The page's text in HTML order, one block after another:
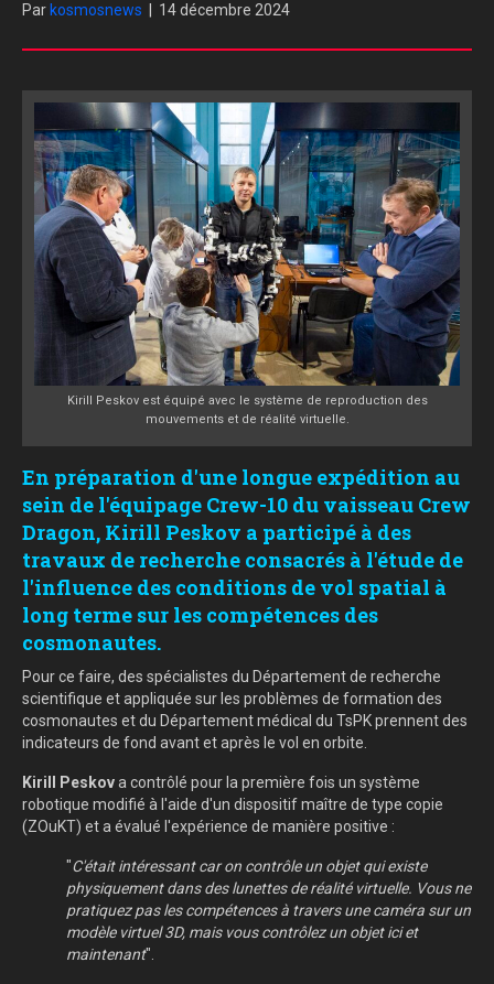
Par kosmosnews 14 décembre 2024
Kirill Peskov est équipé avec le système de reproduction des
mouvements et de réalité virtuelle.
En préparation d'une longue expédition au
sein de l'équipage Crew-10 du vaisseau Crew
Dragon, Kirill Peskov a participé à des
travaux de recherche consacrés à l'étude de
l'influence des conditions de vol spatial à
long terme sur les compétences des
cosmonautes.
Pour ce faire, des spécialistes du Département de recherche
scientifique et appliquée sur les problèmes de formation des
cosmonautes et du Département médical du TsPK prennent des
indicateurs de fond avant et après le vol en orbite.
Kirill Peskova contrôlé pour la première fois un système
robotique modifié à l'aide d'un dispositif maître de type copie
(ZOuKT) et a évalué l'expérience de manière positive :
"C'était intéressant car on contrôle un objet qui existe
physiquement dans des lunettes de réalité virtuelle. Vous ne
pratiquez pas les compétences à travers une caméra sur un
modèle virtuel 3D, mais vous contrôlez un objet ici et
maintenant".